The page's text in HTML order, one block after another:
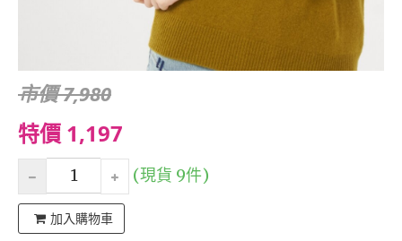
市價 7,980
特價 1,197
(現貨 9件)
加入購物車